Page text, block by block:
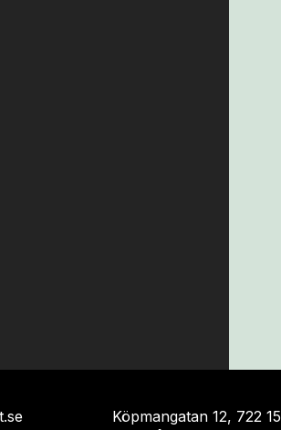
Köpmangatan 12, 722 15